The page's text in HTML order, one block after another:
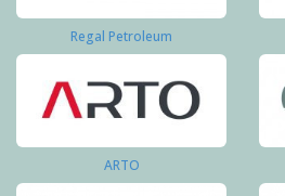
Regal Petroleum
ARTO